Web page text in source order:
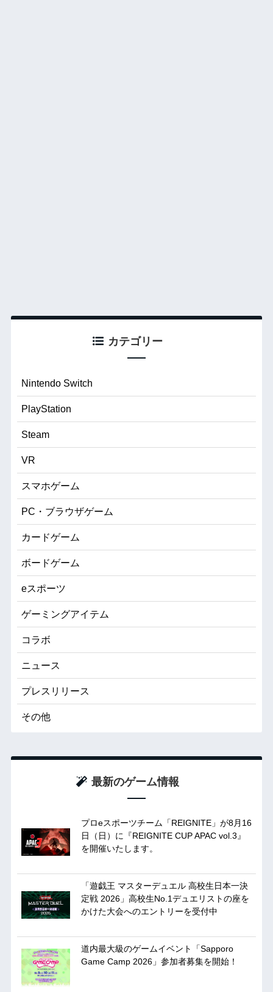
カテゴリー
Nintendo Switch
PlayStation
Steam
VR
スマホゲーム
PC・ブラウザゲーム
カードゲーム
ボードゲーム
eスポーツ
ゲーミングアイテム
コラボ
ニュース
プレスリリース
その他
最新のゲーム情報
プロeスポーツチーム「REIGNITE」が8月16
日（日）に『REIGNITE CUP APAC vol.3』
を開催いたします。
「遊戯王 マスターデュエル 高校生日本一決
定戦 2026」高校生No.1デュエリストの座を
かけた大会へのエントリーを受付中
道内最大級のゲームイベント「Sapporo
Game Camp 2026」参加者募集を開始！